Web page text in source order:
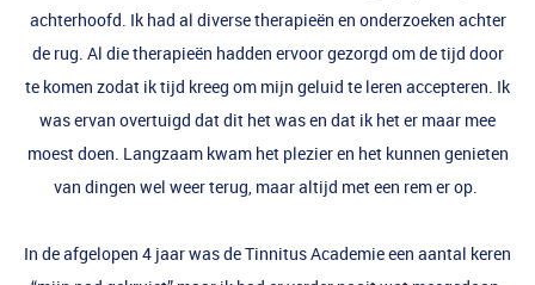
achterhoofd. Ik had al diverse therapieën en onderzoeken achter
de rug. Al die therapieën hadden ervoor gezorgd om de tijd door
te komen zodat ik tijd kreeg om mijn geluid te leren accepteren. Ik
was ervan overtuigd dat dit het was en dat ik het er maar mee
moest doen. Langzaam kwam het plezier en het kunnen genieten
van dingen wel weer terug, maar altijd met een rem er op.
In de afgelopen 4 jaar was de Tinnitus Academie een aantal keren